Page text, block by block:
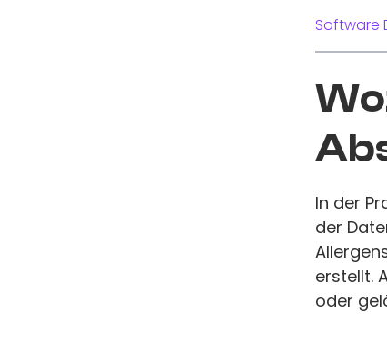
Software
In der
der
erstellt.
oder